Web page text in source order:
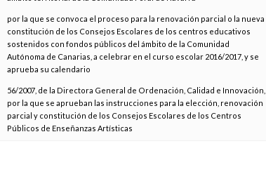
por la que se convoca el proceso para la renovación parcial o la nueva
constitución de los Consejos Escolares de los centros educativos
sostenidos con fondos públicos del ámbito de la Comunidad
Autónoma de Canarias, a celebrar en el curso escolar 2016/2017, y se
aprueba su calendario
56/2007, de la Directora General de Ordenación, Calidad e Innovación,
por la que se aprueban las instrucciones para la elección, renovación
parcial y constitución de los Consejos Escolares de los Centros
Públicos de Enseñanzas Artísticas